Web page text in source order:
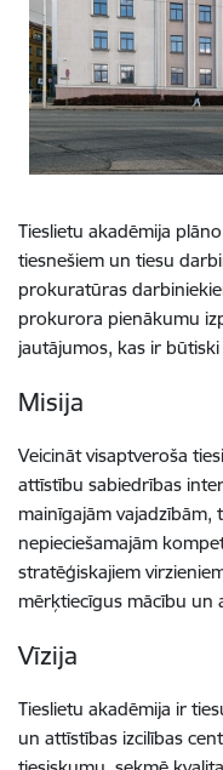
Tieslietu akadēmija
tiesnešiem un tiesu
prokuratūras
prokurora pienākumu
jautājumos, kas ir
Misija
Veicināt visaptveroša
attīstību sabiedrības
mainīgajām vajadzībām,
nepieciešamajām
stratēģiskajiem
mērķtiecīgus mācību un
Vīzija
Tieslietu akadēmija ir
un attīstības izcilības